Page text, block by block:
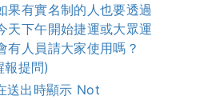
果有實名制的人也要透過
天下午開始捷運或大眾運
有人員請大家使用嗎？
報提問)
送出時顯示 Not